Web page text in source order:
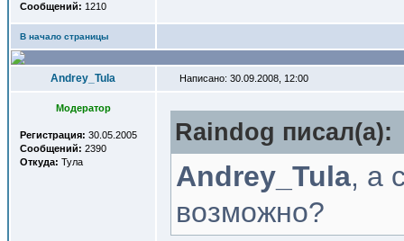
Сообщений: 1210
В начало страницы
Andrey_Tula Написано: 30.09.2008, 12:00
Модератор
Регистрация: 30.05.2005
Сообщений: 2390
Откуда: Тула
Raindog писал(a):
Andrey_Tula, а
возможно?